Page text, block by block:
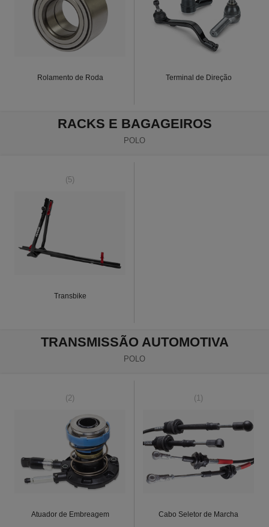
Rolamento de Roda Terminal de Direção
RACKS E BAGAGEIROS
POLO
(5)
Transbike
TRANSMISSÃO AUTOMOTIVA
POLO
(2)
Atuador de Embreagem
(1)
Cabo Seletor de Marcha